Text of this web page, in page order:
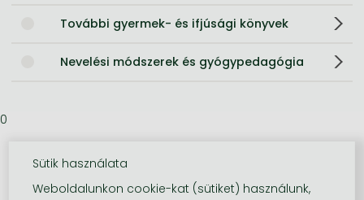
További gyermek- és ifjúsági könyvek
Nevelési módszerek és gyógypedagógia
0
Sütik használata
Weboldalunkon cookie-kat (sütiket) használunk,